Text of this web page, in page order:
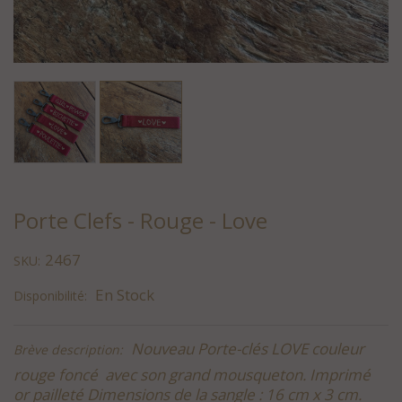
Porte Clefs - Rouge - Love
SKU: 2467
Disponibilité: En Stock
Brève description: Nouveau Porte-clés LOVE couleur
rouge foncé avec son grand mousqueton. Imprimé
or pailleté Dimensions de la sangle : 16 cm x 3 cm.